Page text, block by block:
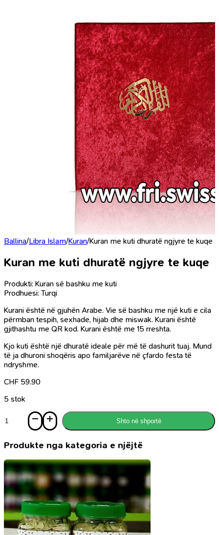
Ballina/Libra Islam/Kuran/Kuran me kuti dhuratë ngjyre te kuqe
Kuran me kuti dhuratë ngjyre te kuqe
Produkti: Kuran së bashku me kuti
Prodhuesi: Turqi
Kurani është në gjuhën Arabe. Vie së bashku me një kuti e cila
përmban tespih, sexhade, hijab dhe miswak. Kurani është
gjithashtu me QR kod. Kurani është me 15 rreshta.
Kjo kuti është një dhuratë ideale për më të dashurit tuaj. Mund
të ja dhuroni shoqëris apo familjarëve në çfardo festa të
ndryshme.
CHF 59.90
5 stok
Kuran
kuti
ngjyre
te
kuqe
Shto në shportë
Produkte nga kategoria e njëjtë